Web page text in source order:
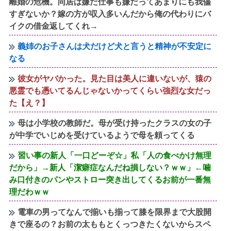
すぎないか？嫁の方が収入多いんだから俺の代わりにバ
イクの借金返してくれ→
義姉のお子さんは犬だけど犬と言うと精神が不安定に
なる
彼女がヤバかった。見た目は美人に違いないが、猿の
悪霊でも憑いてるんじゃないかってくらい強烈な女だっ
た【え？】
母は小学校の教師だ。母が受け持ったクラスの女の子
が中学でいじめを受けているようで母を頼ってくる
習い事の新人「一口どーぞ☆」私「人の食べかけ無理
だから」→新人「潔癖症なんだね損しない？ｗｗ」←噛
み口付きのパンやストロー突き出してくるお前が一番無
理だわｗｗ
電車の男ってなんで揃いも揃って膝を限界まで大股開
きで座るの？お前の太ももとくっつきたくないからスペ